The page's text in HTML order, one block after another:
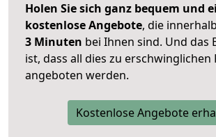
Holen Sie sich ganz bequem und
kostenlose Angebote, die
3 Minuten bei Ihnen sind. Und das
ist, dass all dies zu erschwinglichen
angeboten werden.
Kostenlose Angebote